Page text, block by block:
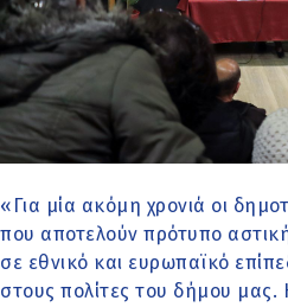
«Για μία ακόμη χρονιά οι
που αποτελούν πρότυπο
σε εθνικό και ευρωπαϊκό
στους πολίτες του δήμου μας.